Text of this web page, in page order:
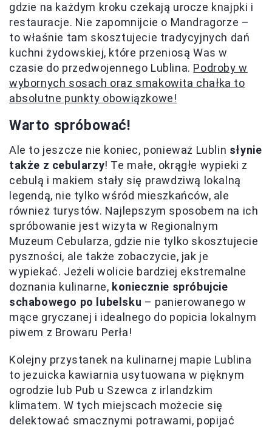
gdzie na każdym kroku czekają urocze knajpki i
restauracje. Nie zapomnijcie o Mandragorze –
to właśnie tam skosztujecie tradycyjnych dań
kuchni żydowskiej, które przeniosą Was w
czasie do przedwojennego Lublina. Podroby w
wybornych sosach oraz smakowita chałka to
absolutne punkty obowiązkowe!
Warto spróbować!
Ale to jeszcze nie koniec, ponieważ Lublin słynie
także z cebularzy! Te małe, okrągłe wypieki z
cebulą i makiem stały się prawdziwą lokalną
legendą, nie tylko wśród mieszkańców, ale
również turystów. Najlepszym sposobem na ich
spróbowanie jest wizyta w Regionalnym
Muzeum Cebularza, gdzie nie tylko skosztujecie
pyszności, ale także zobaczycie, jak je
wypiekać. Jeżeli wolicie bardziej ekstremalne
doznania kulinarne, koniecznie spróbujcie
schabowego po lubelsku – panierowanego w
mące gryczanej i idealnego do popicia lokalnym
piwem z Browaru Perła!
Kolejny przystanek na kulinarnej mapie Lublina
to jezuicka kawiarnia usytuowana w pięknym
ogrodzie lub Pub u Szewca z irlandzkim
klimatem. W tych miejscach możecie się
delektować smacznymi potrawami, popijać